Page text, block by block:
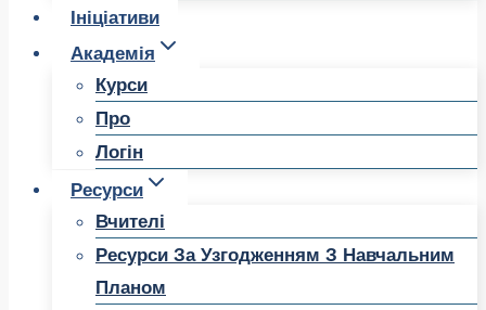
Ініціативи
Академія
Курси
Про
Логін
Ресурси
Вчителі
Ресурси За Узгодженням З Навчальним
Планом